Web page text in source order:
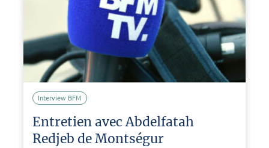
Interview BFM
Entretien avec Abdelfatah
Redjeb de Montségur